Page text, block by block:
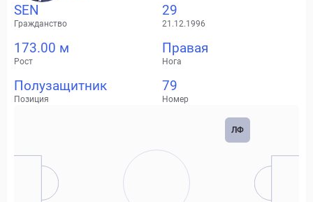
SEN
Гражданство
29
21.12.1996
173.00 м
Рост
Правая
Нога
Полузащитник
Позиция
79
Номер
ЛФ